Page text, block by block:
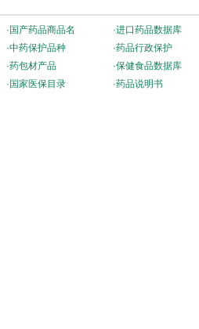
· 国产药品商品名 ·进口药品数据库
·中药保护品种 ·药品行政保护
·药包材产品 ·保健食品数据库
· 国家医保目录 ·药品说明书